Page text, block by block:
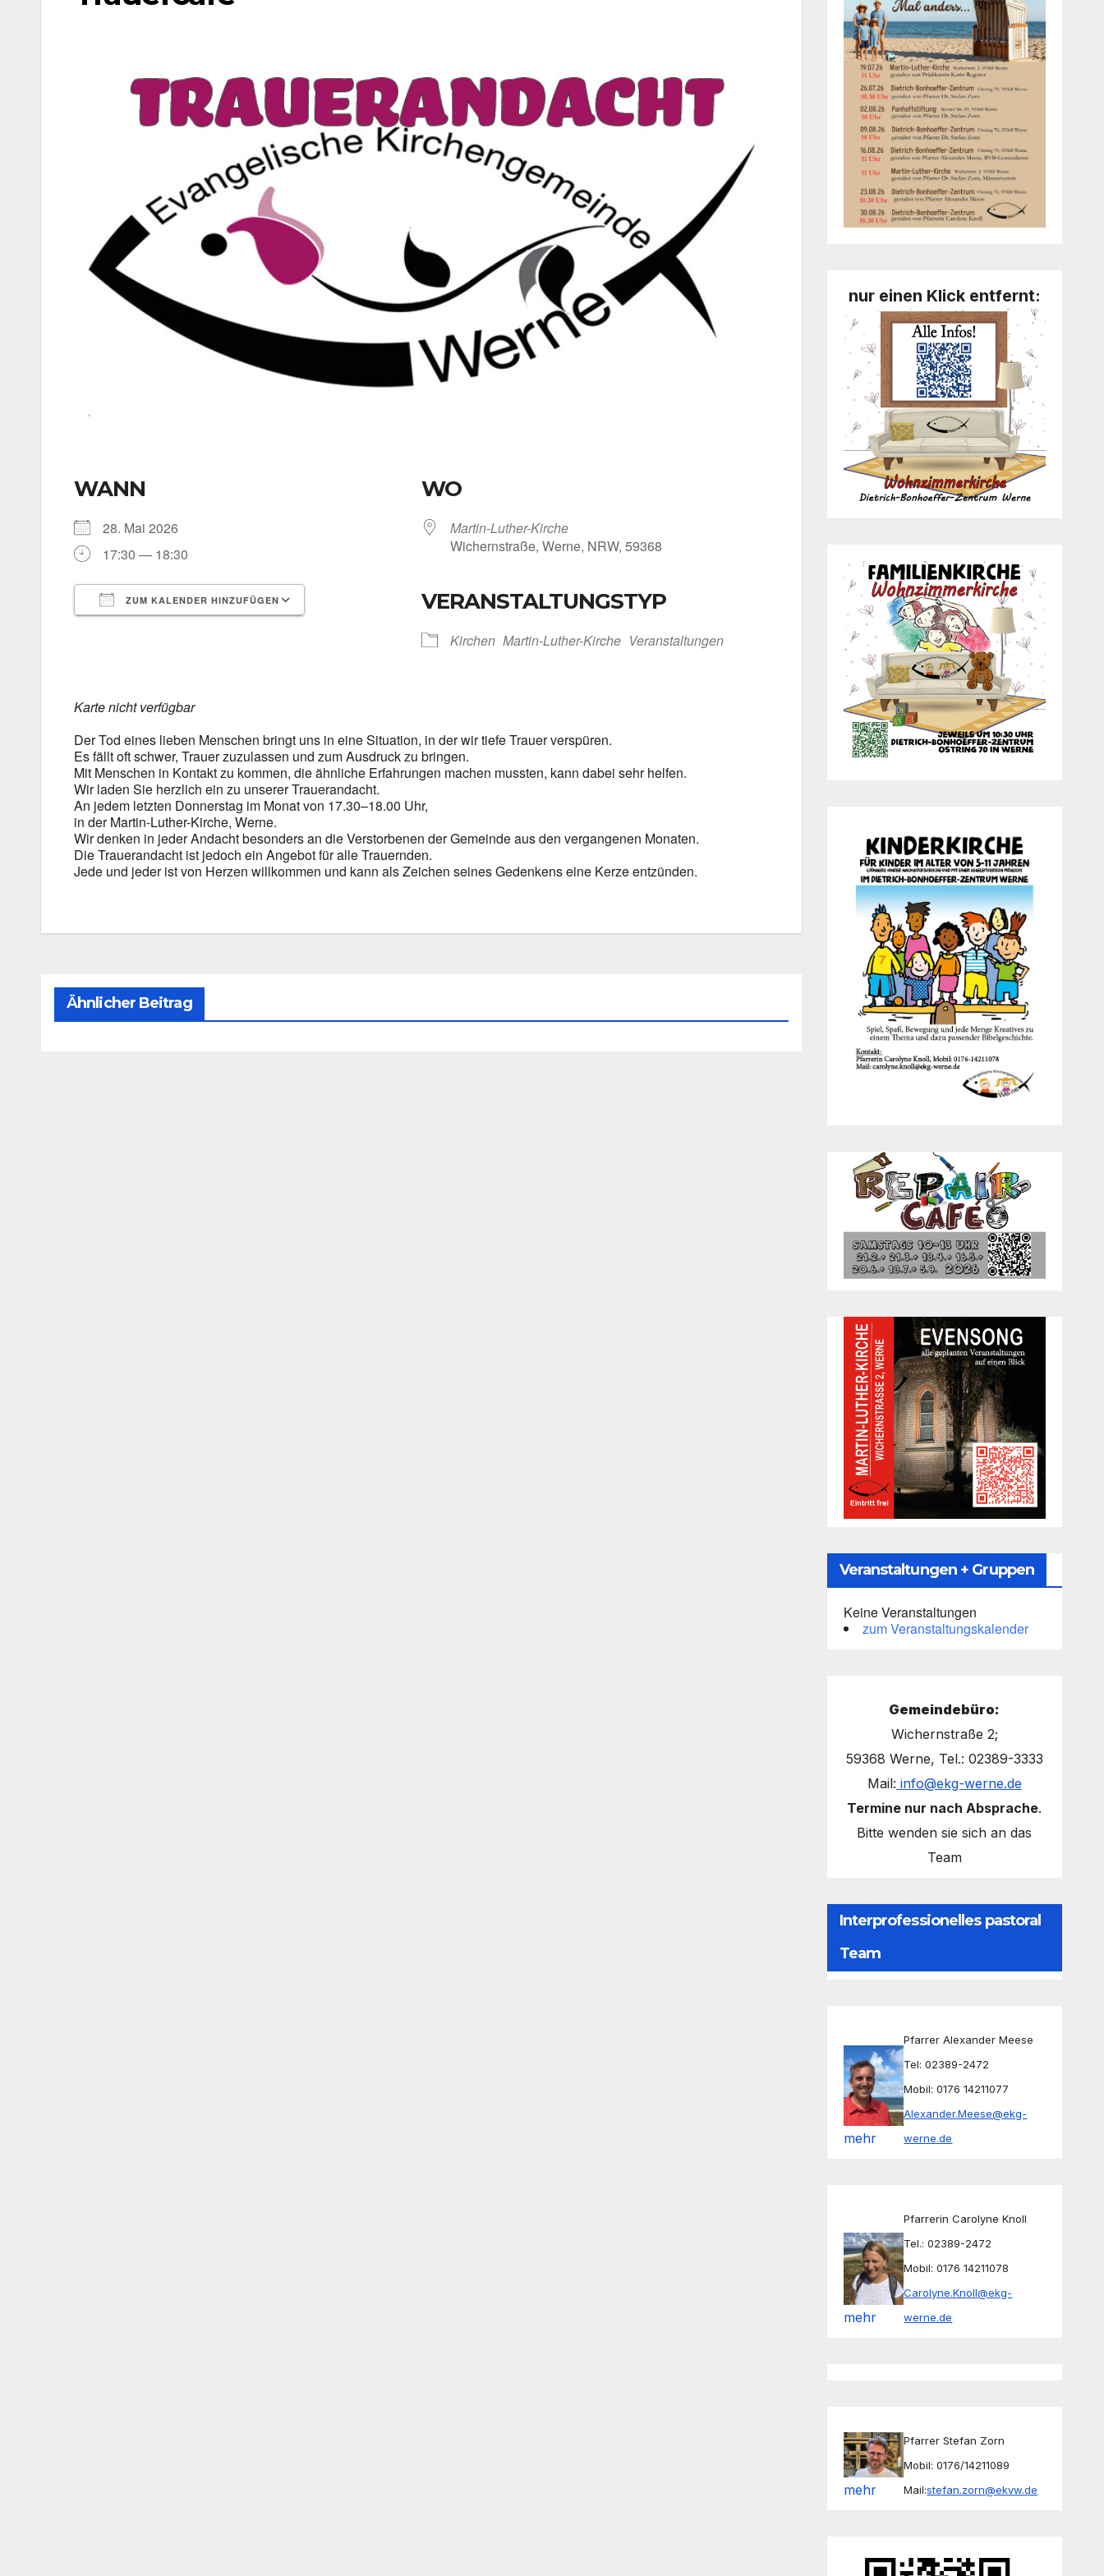
WANN
28. Mai 2026
17:30 — 18:30
ZUM KALENDER HINZUFÜGEN
Out­look Live
WO
Martin-Luther-Kirche
Wichern­stra­ße, Wer­ne, NRW, 59368
VERANSTALTUNGSTYP
Kir­chen Martin-Luther-Kirche Ver­an­stal­tun­gen
Kar­te nicht ver­füg­bar
Der Tod eines lie­ben Men­schen bringt uns in eine Situa­ti­on, in der wir tie­fe Trau­er ver­spü­ren.
Es fällt oft schwer, Trau­er zuzu­las­sen und zum Aus­druck zu brin­gen.
Mit Men­schen in Kon­takt zu kom­men, die ähn­li­che Erfah­run­gen machen muss­ten, kann dabei sehr hel­fen.
Wir laden Sie herz­lich ein zu unse­rer Trau­er­an­dacht.
An jedem letz­ten Don­ners­tag im Monat von 17.30–18.00 Uhr,
in der Martin-Luther-Kirche, Wer­ne.
Wir den­ken in jeder Andacht beson­ders an die Ver­stor­be­nen der Gemein­de aus den ver­gan­ge­nen Mona­ten.
Die Trau­er­an­dacht ist jedoch ein Ange­bot für alle Trau­ern­den.
Jede und jeder ist von Her­zen will­kom­men und kann als Zei­chen sei­nes Geden­kens eine Ker­ze ent­zün­den.
Ähnlicher Beitrag
nur einen Klick entfernt:
Veranstaltungen + Gruppen
Keine Veranstaltungen
zum Veranstaltungskalender
Gemeindebüro:
Wichernstraße 2;
59368 Werne, Tel.: 02389-3333
Mail: info@ekg-werne.de
Termine nur nach Absprache.
Bitte wenden sie sich an das
Team
Interprofessionelles pastoral
Team
mehr
Pfarrer Alexander Meese
Tel: 02389-2472
Mobil: 0176 14211077
Alexander.Meese@ekg-
werne.de
mehr
Pfarrerin Carolyne Knoll
Tel.: 02389-2472
Mobil: 0176 14211078
Carolyne.Knoll@ekg-
werne.de
mehr
Pfarrer Stefan Zorn
Mobil: 0176/14211089
Mail:stefan.zorn@ekvw.de